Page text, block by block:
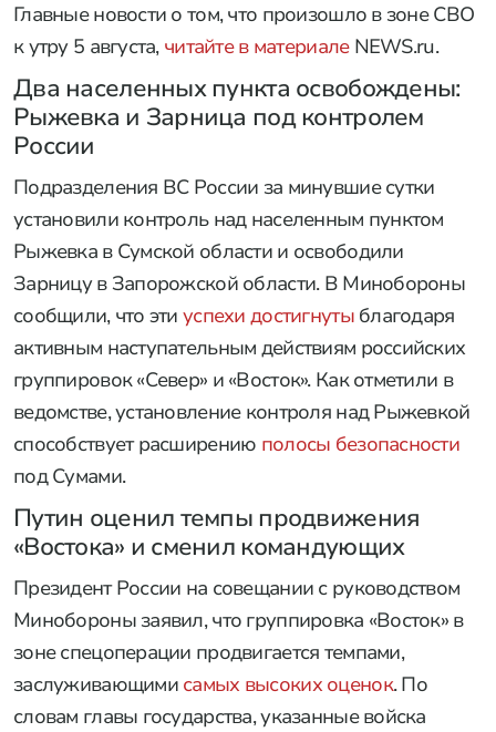
Главные новости о том, что произошло в зоне СВО
к утру 5 августа, читайте в материалеNEWS.ru.
Два населенных пункта освобождены:
Рыжевка и Зарница под контролем
России
Подразделения ВС России за минувшие сутки
установили контроль над населенным пунктом
Рыжевка в Сумской области и освободили
Зарницу в Запорожской области. В Минобороны
сообщили, что этиуспехи достигнутыблагодаря
активным наступательным действиям российских
группировок «Север» и «Восток». Как отметили в
ведомстве, установление контроля над Рыжевкой
способствует расширению полосы безопасности
под Сумами.
Путин оценил темпы продвижения
«Востока» и сменил командующих
Президент России на совещании с руководством
Минобороны заявил, что группировка «Восток» в
зоне спецоперации продвигается темпами,
заслуживающими самых высоких оценок. По
словам главы государства, указанные войска